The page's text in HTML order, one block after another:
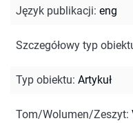
Język publikacji: eng
Szczegółowy typ
Typ obiektu: Artykuł
Tom/Wolumen/Zeszyt: